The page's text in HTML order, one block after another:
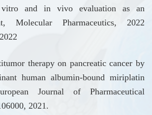
vitro and in vivo evaluation as an
Molecular Pharmaceutics, 2022
therapy on pancreatic cancer by
human albumin-bound miriplatin
Journal of Pharmaceutical
2021.